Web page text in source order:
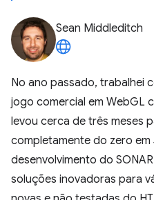
Sean Middleditch
No ano passado, trabalhei
jogo comercial em WebGL
levou cerca de três meses
completamente do zero
desenvolvimento do
soluções inovadoras para